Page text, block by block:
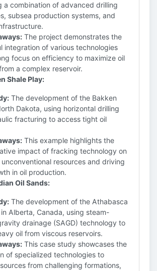
a combination of advanced drilling
subsea production systems, and
The project demonstrates the
integration of various technologies
focus on efficiency to maximize oil
a complex reservoir.
Shale Play:
The development of the Bakken
Dakota, using horizontal drilling
fracturing to access tight oil
This example highlights the
impact of fracking technology on
resources and driving
in oil production.
Oil Sands:
The development of the Athabasca
in Alberta, Canada, using steam-
drainage (SAGD) technology to
oil from viscous reservoirs.
This case study showcases the
of specialized technologies to
from challenging formations,